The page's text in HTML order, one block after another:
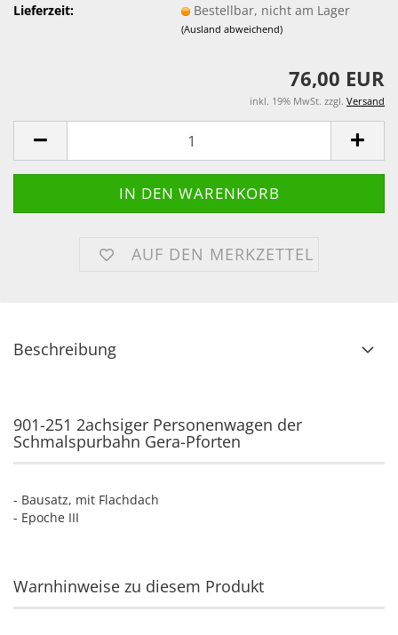
Lieferzeit:
Bestellbar, nicht am Lager
(Ausland abweichend)
76,00 EUR
inkl. 19% MwSt. zzgl. Versand
AUF DEN MERKZETTEL
Beschreibung
901-251 2achsiger Personenwagen der
Schmalspurbahn Gera-Pforten
- Bausatz, mit Flachdach
- Epoche III
Warnhinweise zu diesem Produkt